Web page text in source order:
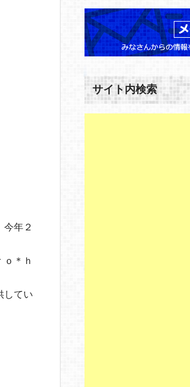
年２
＊ｈ
してい
サイト内検索